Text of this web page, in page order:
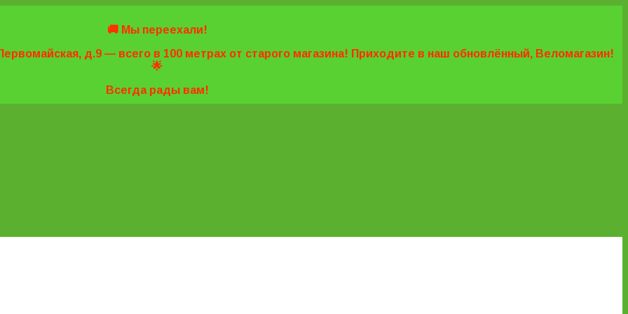
🚚 Мы переехали!
д.9 — всего в 100 метрах от старого магазина! Приходите в наш обновлённый, Веломагазин!
🌟
Всегда рады вам!